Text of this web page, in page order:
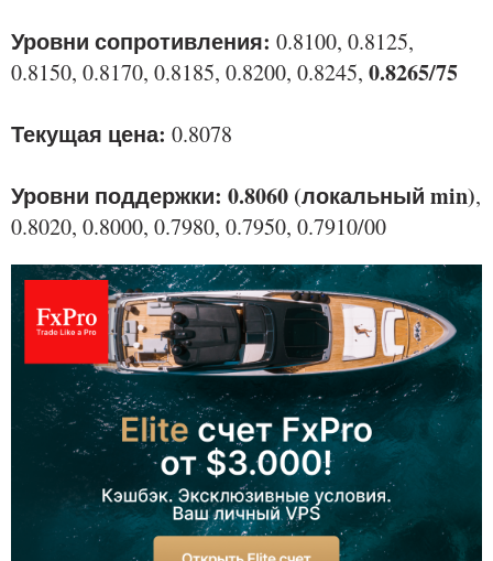
Уровни сопротивления: 0.8100, 0.8125,
0.8150, 0.8170, 0.8185, 0.8200, 0.8245, 0.8265/75
Текущая цена: 0.8078
Уровни поддержки: 0.8060 (локальный min),
0.8020, 0.8000, 0.7980, 0.7950, 0.7910/00